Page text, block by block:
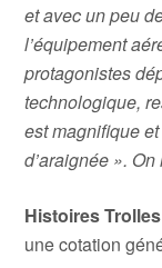
et avec un peu
l’équipement
protagonistes
technologique,
est magnifique
d’araignée ».
Histoires Trolles
une cotation